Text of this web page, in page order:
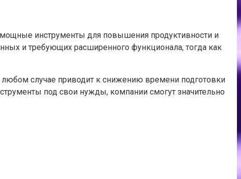
инструменты для повышения продуктивности и
и требующих расширенного функционала, тогда как
случае приводит к снижению времени подготовки
под свои нужды, компании смогут значительно